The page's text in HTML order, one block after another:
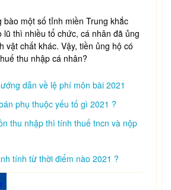
bào một số tỉnh miền Trung khắc
lũ thì nhiều tổ chức, cá nhân đã ủng
vật chất khác. Vậy, tiền ủng hộ có
thu nhập cá nhân?
dẫn về lệ phí môn bài 2021
phụ thuộc yếu tố gì 2021 ?
thu nhập thì tính thuế tncn và nộp
tính từ thời điểm nào 2021 ?